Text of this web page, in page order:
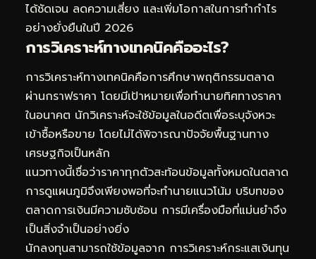
ได้ชัดเจน ลดความเสี่ยง และเพิ่มโอกาสในการทำกำไร
อย่างยั่งยืนในปี 2026
การวิเคราะห์ทางเทคนิคคืออะไร?
การวิเคราะห์ทางเทคนิคคือการศึกษาพฤติกรรมตลาด
ผ่านกราฟราคา โดยมีเป้าหมายเพื่อทำนายทิศทางราคา
ในอนาคต นักวิเคราะห์จะใช้ข้อมูลในอดีตเพื่อระบุจังหวะ
เข้าซื้อหรือขาย โดยไม่ได้พิจารณาปัจจัยพื้นฐานทาง
เศรษฐกิจเป็นหลัก
แนวทางนี้เชื่อว่าราคาทุกตัวสะท้อนข้อมูลทั้งหมดในตลาด
การดูแผนภูมิจึงเพียงพอที่จะทำนายแนวโน้ม บริบทของ
ตลาดการเงินมีความซับซ้อน การมีเครื่องมือที่แม่นยำจึง
เป็นสิ่งจำเป็นอย่างยิ่ง
นักลงทุนสามารถใช้ข้อมูลจาก การวิเคราะห์กระแสเงินทุน